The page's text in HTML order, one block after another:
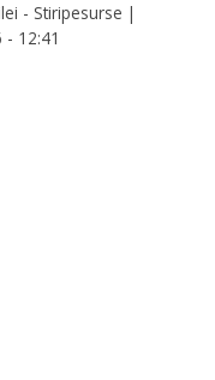
- Stiripesurse |
12:41